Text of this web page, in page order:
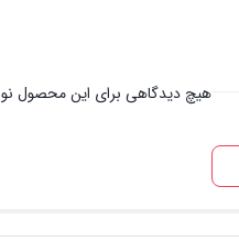
هیچ دیدگاهی برای این محصول